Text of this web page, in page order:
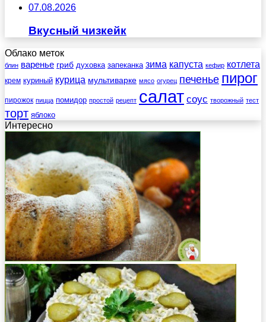
07.08.2026
Вкусный чизкейк
Облако меток
блин варенье гриб духовка запеканка зима капуста кефир котлета
крем куриный курица мультиварке мясо огурец печенье пирог
пирожок пицца помидор простой рецепт салат соус творожный тест
торт яблоко
Интересно